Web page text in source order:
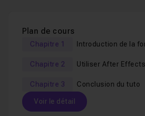
Dans ce tutoriel en vidéo
vous initier à ce logicielavec l'aide
Gilles Pfeiffer, infographiste 3D et
Vous ferez le tour des fonctions du
capable à la fin de ce tuto de sortir
Plan de cours
Chapitre 1 Introduction de la
Chapitre 2
Utiliser After
Chapitre 3
Conclusion du tuto
Voir le détail